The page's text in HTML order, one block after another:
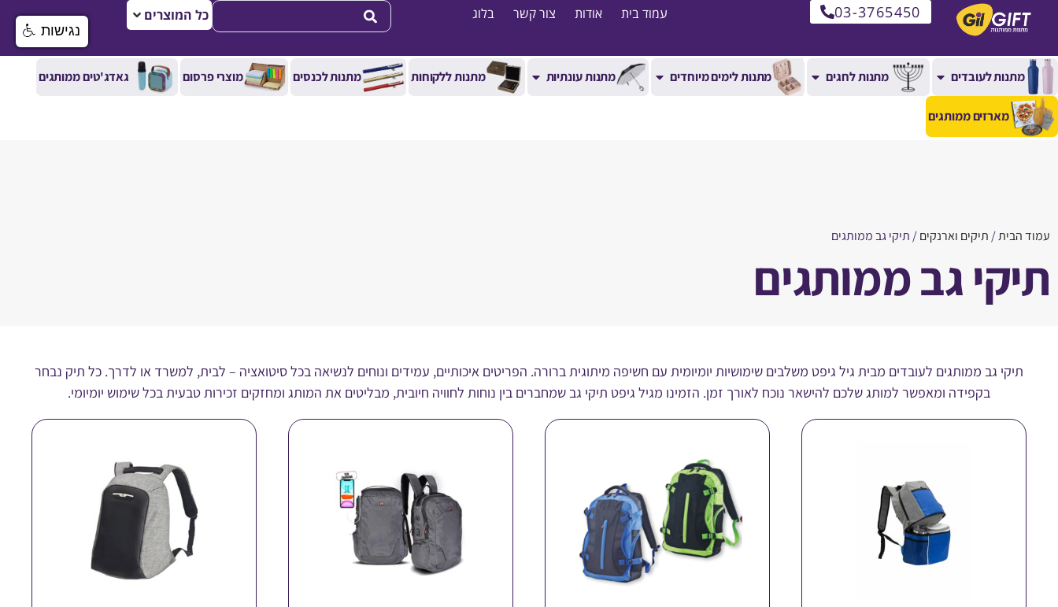
03-3765450 עמוד בית אודות צור קשר בלוג כל המוצרים
מתנות לעובדים מתנות לחגים מתנות לימים מיוחדים מתנות עונתיות מתנות ללקוחות מתנות לכנסים מוצרי פרסום גאדג'טים ממותגים
מארזים ממותגים
עמוד הבית/ תיקים וארנקים/ תיקי גב ממותגים
תיקי גב ממותגים
תיקי גב ממותגים לעובדים מבית גיל גיפט משלבים שימושיות יומיומית עם חשיפה מיתוגית ברורה. הפריטים איכותיים, עמידים ונוחים לנשיאה בכל סיטואציה – לבית, למשרד או לדרך. כל תיק נבחר
בקפידה ומאפשר למותג שלכם להישאר נוכח לאורך זמן. הזמינו מגיל גיפט תיקי גב שמחברים בין נוחות לחוויה חיובית, מבליטים את המותג ומחזקים זכירות טבעית בכל שימוש יומיומי.
נגישות